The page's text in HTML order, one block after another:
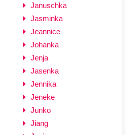
Januschka
Jasminka
Jeannice
Johanka
Jenja
Jasenka
Jennika
Jeneke
Junko
Jiang